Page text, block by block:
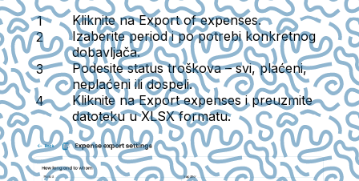
Kliknite naExport of expenses.
Izaberite period i po potrebi konkretnog
dobavljača.
Podesite status troškova – svi, plaćeni,
neplaćeni ili dospeli.
Kliknite naExport expensesi preuzmite
datoteku u XLSX formatu.